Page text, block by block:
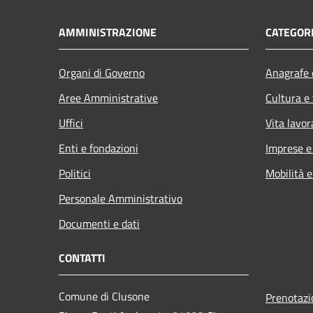
AMMINISTRAZIONE
Organi di Governo
Aree Amministrative
Uffici
Enti e fondazioni
Politici
Personale Amministrativo
Documenti e dati
Cultura
Vita
Imprese
Mobilità
CONTATTI
Comune di Clusone